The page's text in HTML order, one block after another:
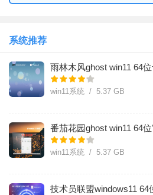
系统推荐
雨林木风ghost win11 64
win11系统 / 5.37 GB
番茄花园ghost win11 64
win11系统 / 5.37 GB
技术员联盟windows11 64